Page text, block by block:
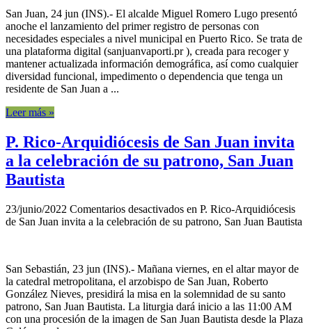
San Juan, 24 jun (INS).- El alcalde Miguel Romero Lugo presentó
anoche el lanzamiento del primer registro de personas con
necesidades especiales a nivel municipal en Puerto Rico. Se trata de
una plataforma digital (sanjuanvaporti.pr ), creada para recoger y
mantener actualizada información demográfica, así como cualquier
diversidad funcional, impedimento o dependencia que tenga un
residente de San Juan a ...
Leer más »
P. Rico-Arquidiócesis de San Juan invita
a la celebración de su patrono, San Juan
Bautista
23/junio/2022 Comentarios desactivados en P. Rico-Arquidiócesis
de San Juan invita a la celebración de su patrono, San Juan Bautista
San Sebastián, 23 jun (INS).- Mañana viernes, en el altar mayor de
la catedral metropolitana, el arzobispo de San Juan, Roberto
González Nieves, presidirá la misa en la solemnidad de su santo
patrono, San Juan Bautista. La liturgia dará inicio a las 11:00 AM
con una procesión de la imagen de San Juan Bautista desde la Plaza